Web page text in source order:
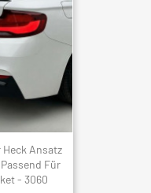
Ansatz
Für
- 3060